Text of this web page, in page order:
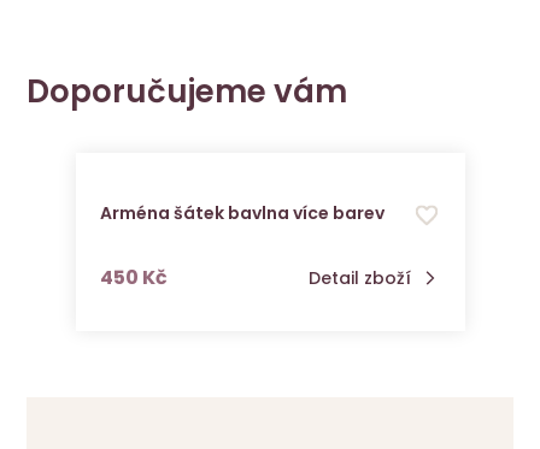
Doporučujeme vám
Arména šátek bavlna více barev
450 Kčs DPH Detail zboží